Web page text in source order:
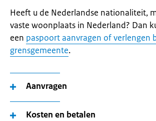
Heeft u de Nederlandse nationaliteit,
vaste woonplaats in Nederland? Dan
een paspoort aanvragen of verlengen
grensgemeente.
Aanvragen
Kosten en betalen